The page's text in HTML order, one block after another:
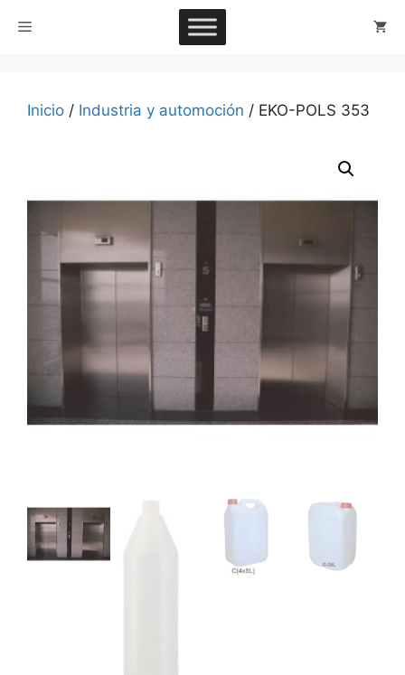
Menú
Inicio / Industria y automoción / EKO-POLS 353